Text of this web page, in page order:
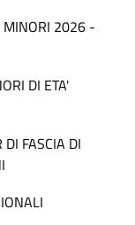
MINORI 2026 -
DI ETA'
FASCIA DI